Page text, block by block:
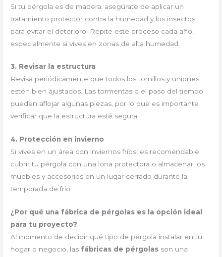
Si tu pérgola es de madera, asegúrate de aplicar un
tratamiento protector contra la humedad y los insectos
para evitar el deterioro. Repite este proceso cada año,
especialmente si vives en zonas de alta humedad.
3. Revisar la estructura
Revisa periódicamente que todos los tornillos y uniones
estén bien ajustados. Las tormentas o el paso del tiempo
pueden aflojar algunas piezas, por lo que es importante
verificar que la estructura esté segura.
4. Protección en invierno
Si vives en un área con inviernos fríos, es recomendable
cubrir tu pérgola con una lona protectora o almacenar los
muebles y accesorios en un lugar cerrado durante la
temporada de frío.
¿Por qué una fábrica de pérgolas es la opción ideal
para tu proyecto?
Al momento de decidir qué tipo de pérgola instalar en tu
hogar o negocio, las fábricas de pérgolas son una